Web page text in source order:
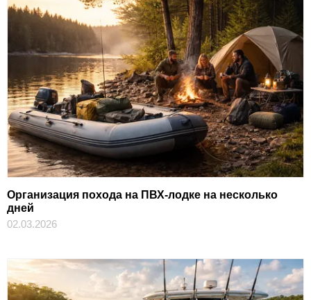
Организация похода на ПВХ-лодке на несколько
дней
02.03.2026